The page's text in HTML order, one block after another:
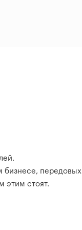
бизнесе, передовых
этим стоят.